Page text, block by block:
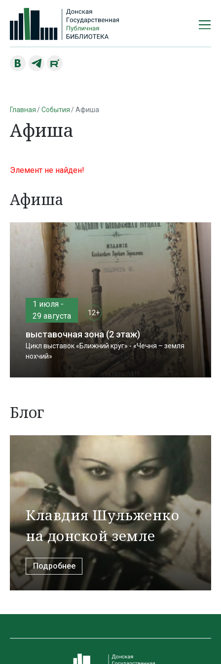
Главная События Афиша
Афиша
Элемент не найден!
Афиша
1 июля -
29 августа
12+
выставочная зона (2 этаж)
Цикл выставок «Ближний круг» - «Чечня – земля
нохчий»
Блог
Клавдия Шульженко
на донской земле
Подробнее